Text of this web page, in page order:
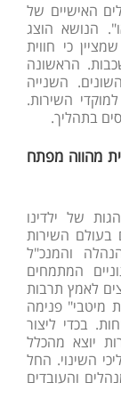
האישיים של
הנושא הוצג
בראון שמציין כי חווית
מדומה ממשולש שיש לו 3 שכבות. הראשונה
השנייה
השירות.
בתהליך.
מהווה מפתח
של ילדינו
בעולם השירות
והמנכ"ל
המתמחים
לאמץ תרבות
מיטבי" פנימה
בכדי ליצור
יוצא מהכלל
השינוי. החל
והעובדים